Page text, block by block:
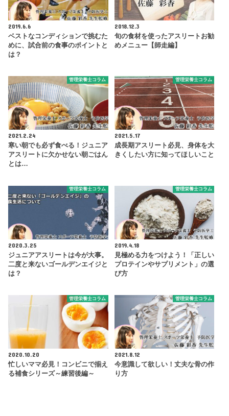
2019.6.6
ベストなコンディションで挑むた
めに、試合前の食事のポイントと
は？
2018.12.3
旬の食材を使ったアスリートお勧
めメニュー【師走編】
管理栄養士コラム
2021.2.24
寒い朝でも必ず食べる！ジュニア
アスリートに欠かせない朝ごはん
とは…
管理栄養士コラム
2021.5.17
成長期アスリート必見、身体を大
きくしたい方に知ってほしいこと
管理栄養士コラム
2020.3.25
ジュニアアスリートは今が大事。
二度と来ないゴールデンエイジと
は？
管理栄養士コラム
2019.4.18
見極める力をつけよう！「正しい
プロテインやサプリメント」の選
び方
管理栄養士コラム
2020.10.20
忙しいママ必見！コンビニで揃え
る補食シリーズ～練習後編～
管理栄養士コラム
2021.8.12
今意識して欲しい！丈夫な骨の作
り方